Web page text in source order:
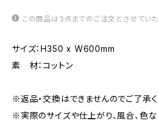
この商品は3点までのご注文とさせていた
サイズ：H350 x W600mm
素 材：コットン
※返品・交換はできませんのでご了承く
※実際のサイズや仕上がり、風合、色